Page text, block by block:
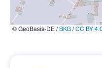
© GeoBasis-DE /BKG/CC BY 4.0